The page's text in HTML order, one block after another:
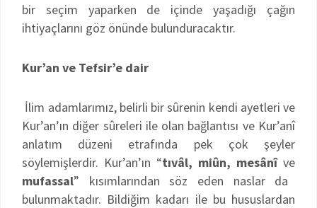
bir seçim yaparken de içinde yaşadığı çağın
ihtiyaçlarını göz önünde bulunduracaktır.
Kur’an ve Tefsir’e dair
İlim adamlarımız, belirli bir sûrenin kendi ayetleri ve
Kur’an’ın diğer sûreleri ile olan bağlantısı ve Kur’anî
anlatım düzeni etrafında pek çok şeyler
söylemişlerdir. Kur’an’ın “tıvâl, miûn, mesânî ve
mufassal” kısımlarından söz eden naslar da
bulunmaktadır. Bildiğim kadarı ile bu hususlardan